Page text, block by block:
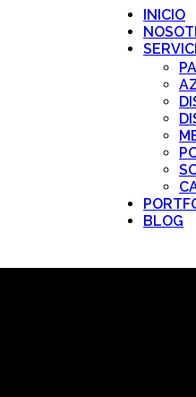
INICIO
BLOG